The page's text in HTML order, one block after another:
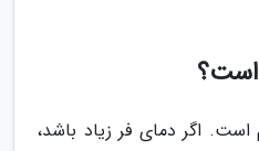
است؟
است. اگر دمای فر زیاد باشد،